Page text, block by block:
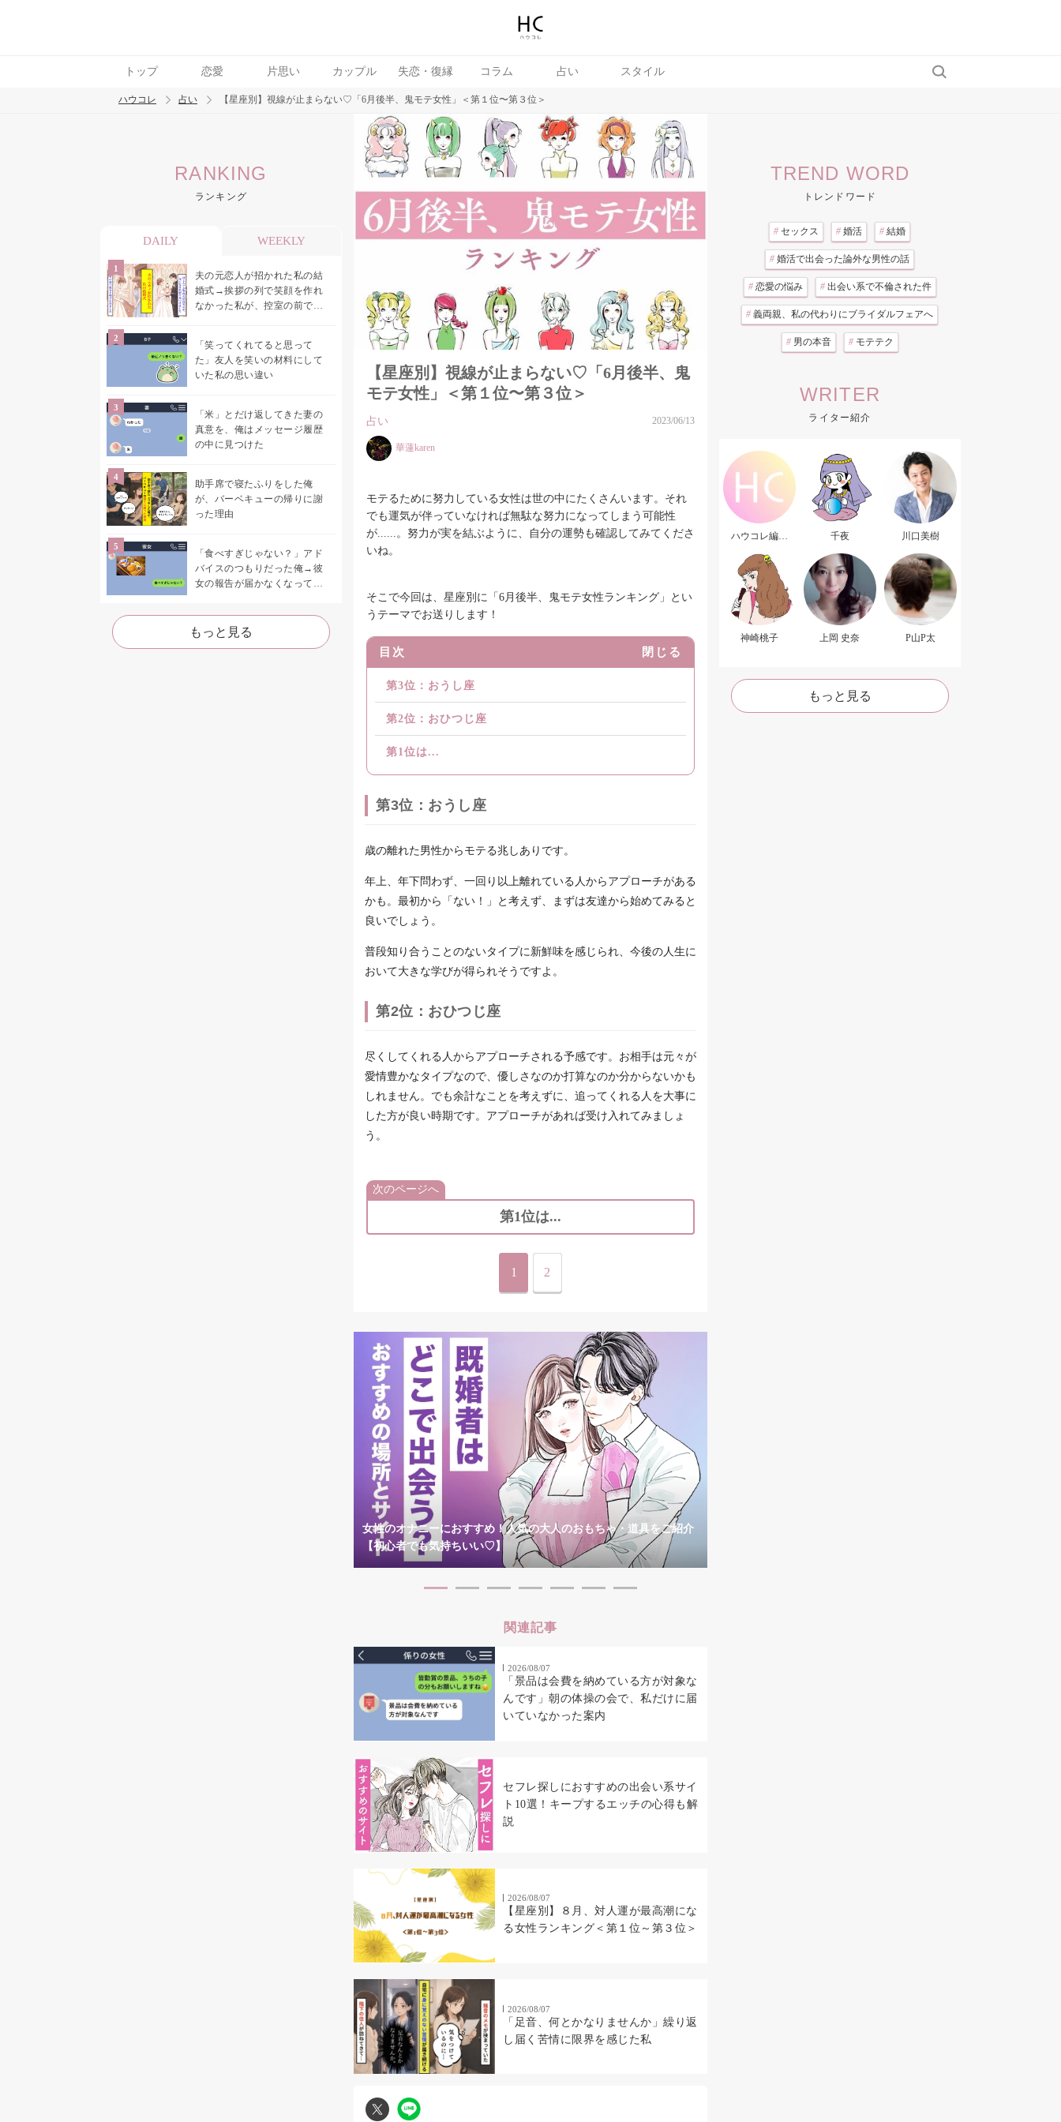
トップ 恋愛 片思い カップル 失恋・復縁 コラム 占い スタイル
トレンド ワード
ハウコレ 占い 【星座別】視線が止まらない♡「6月後半、鬼モテ女性」＜第１位〜第３位＞
RANKING
ランキング
DAILY WEEKLY
夫の元恋人が招かれた私の結
婚式→挨拶の列で笑顔を作れ
なかった私が、控室の前で彼
「笑ってくれてると思って
た」友人を笑いの材料にして
いた私の思い違い
「米」とだけ返してきた妻の
真意を、俺はメッセージ履歴
の中に見つけた
助手席で寝たふりをした俺
が、バーベキューの帰りに謝
った理由
「食べすぎじゃない？」アド
バイスのつもりだった俺→彼
女の報告が届かなくなって、
た
もっと見る
【星座別】視線が止まらない♡「6月後半、鬼
モテ女性」＜第１位〜第３位＞
占い 2023/06/13
華蓮karen
モテるために努力している女性は世の中にたくさんいます。それ
でも運気が伴っていなければ無駄な努力になってしまう可能性
が......。努力が実を結ぶように、自分の運勢も確認してみてくださ
いね。
そこで今回は、星座別に「6月後半、鬼モテ女性ランキング」とい
うテーマでお送りします！
目次 閉じる
第3位：おうし座
第2位：おひつじ座
第1位は...
第3位：おうし座
歳の離れた男性からモテる兆しありです。
年上、年下問わず、一回り以上離れている人からアプローチがある
かも。最初から「ない！」と考えず、まずは友達から始めてみると
良いでしょう。
普段知り合うことのないタイプに新鮮味を感じられ、今後の人生に
おいて大きな学びが得られそうですよ。
第2位：おひつじ座
尽くしてくれる人からアプローチされる予感です。お相手は元々が
愛情豊かなタイプなので、優しさなのか打算なのか分からないかも
しれません。でも余計なことを考えずに、追ってくれる人を大事に
した方が良い時期です。アプローチがあれば受け入れてみましょ
う。
次のページへ
第1位は...
1 2
女性のオナニーにおすすめ！人気の大人のおもちゃ・道具をご紹介
【初心者でも気持ちいい♡】
関連記事
2026/08/07
「景品は会費を納めている方が対象な
んです」朝の体操の会で、私だけに届
いていなかった案内
セフレ探しにおすすめの出会い系サイ
ト10選！キープするエッチの心得も解
説
2026/08/07
【星座別】８月、対人運が最高潮にな
る女性ランキング＜第１位～第３位＞
2026/08/07
「足音、何とかなりませんか」繰り返
し届く苦情に限界を感じた私
TREND WORD
トレンドワード
# セックス # 婚活 # 結婚
# 婚活で出会った論外な男性の話
# 恋愛の悩み # 出会い系で不倫された件
# 義両親、私の代わりにブライダルフェアへ
# 男の本音 # モテテク
WRITER
ライター紹介
ハウコレ編集
千夜 川口美樹
神崎桃子 上岡 史奈 P山P太
もっと見る